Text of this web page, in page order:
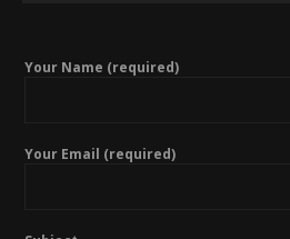
Your Name (required)
Your Email (required)